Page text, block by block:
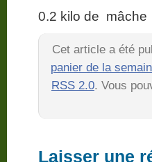
0.2 kilo de mâche
Cet article a été
panier de la
RSS 2.0. Vous
Laisser une